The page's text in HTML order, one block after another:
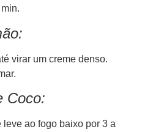
virar um creme denso.
Coco:
ao fogo baixo por 3 a